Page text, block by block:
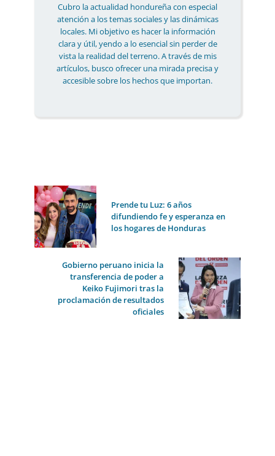
Cubro la actualidad hondureña con especial
atención a los temas sociales y las dinámicas
locales. Mi objetivo es hacer la información
clara y útil, yendo a lo esencial sin perder de
vista la realidad del terreno. A través de mis
artículos, busco ofrecer una mirada precisa y
accesible sobre los hechos que importan.
Prende tu Luz: 6 años
difundiendo fe y esperanza en
los hogares de Honduras
Gobierno peruano inicia la
transferencia de poder a
Keiko Fujimori tras la
proclamación de resultados
oficiales